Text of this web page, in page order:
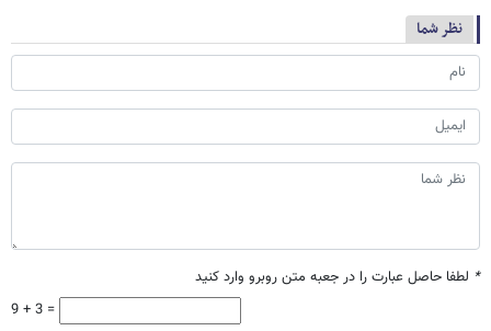
نظر شما
* لطفا حاصل عبارت را در جعبه متن روبرو وارد کنید
9 + 3 =